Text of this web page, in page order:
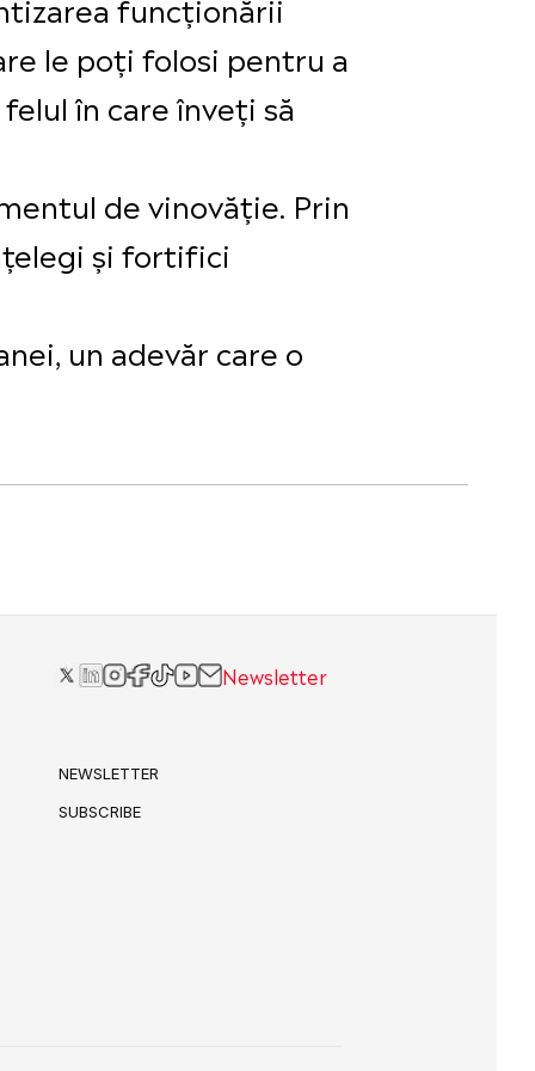
le poți folosi pentru a
în care înveți să
de vinovăție. Prin
și fortifici
un adevăr care o
Newsletter
NEWSLETTER
SUBSCRIBE